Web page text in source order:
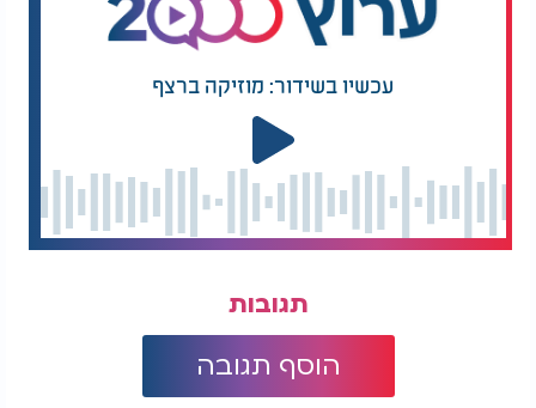
עכשיו בשידור: מוזיקה ברצף
תגובות
הוסף תגובה